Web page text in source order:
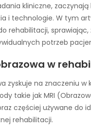
kliniczne,
i technologie. W tym
rehabilitacji,
potrzeb
w
zyskuje na znaczeniu w
takie jak MRI
częściej używane do
rehabilitacji.